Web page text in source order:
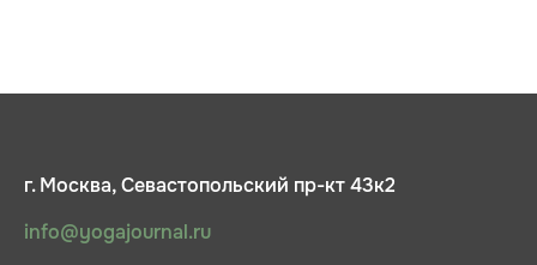
г. Москва, Севастопольский пр-кт 43к2
info@yogajournal.ru